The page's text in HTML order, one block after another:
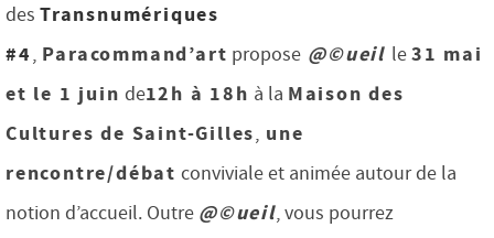
des Transnumériques
#4,Paracommand’art propose @©ueil le31 mai
et le 1 juin de12h à 18h à la Maison des
Cultures de Saint-Gilles, une
rencontre/débat conviviale et animée autour de la
notion d’accueil. Outre @©ueil, vous pourrez